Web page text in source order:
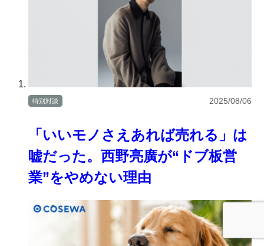
「いいモノさえあれば売れる」は
嘘だった。西野亮廣が“ドブ板営
業”をやめない理由
特別対談 2025/08/06